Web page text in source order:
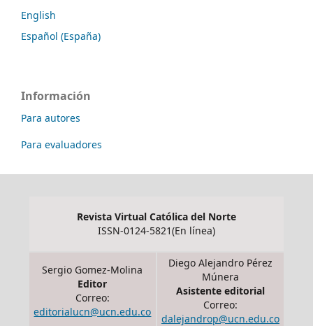
English
Español (España)
Información
Para autores
Para evaluadores
Revista Virtual Católica del Norte
ISSN-0124-5821(En línea)
Sergio Gomez-Molina
Editor
Correo:
editorialucn@ucn.edu.co
Diego Alejandro Pérez
Múnera
Asistente editorial
Correo:
dalejandrop@ucn.edu.co